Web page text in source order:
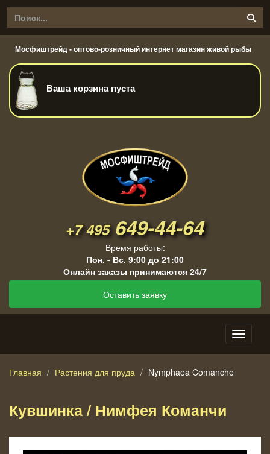
Мосфиштрейд - оптово-розничный интернет магазин живой рыбы
Ваша корзина пуста
+7 495649-44-64
Время работы:
Пон. - Вс. 9:00 до 21:00
Онлайн заказы принимаются 24/7
Оставить заявку
Главная Растения для пруда Nymphaea Comanche
Кувшинка / Нимфея Команчи